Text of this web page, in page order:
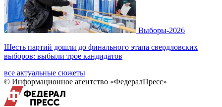
Выборы-2026
Шесть партий дошли до финального этапа свердловских
выборов: выбыли трое кандидатов
все актуальные сюжеты
© Информационное агентство «ФедералПресс»